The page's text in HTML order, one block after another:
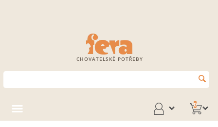
CHOVATELSKÉ POTŘEBY
0